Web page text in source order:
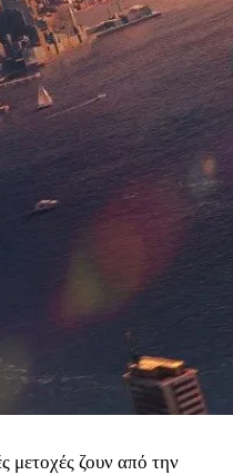
μετοχές ζουν από την